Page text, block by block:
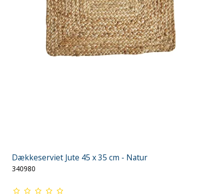
Dækkeserviet Jute 45 x 35 cm - Natur
340980